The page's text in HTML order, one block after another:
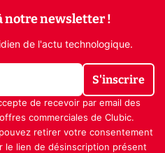
notre newsletter !
de l'actu technologique.
S'inscrire
de recevoir par email des
commerciales de Clubic.
retirer votre consentement
le lien de désinscription présent